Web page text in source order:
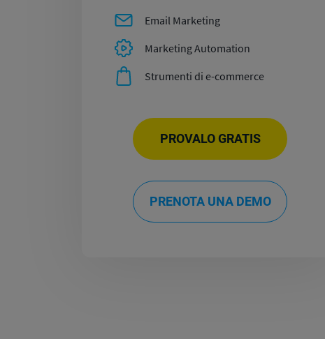
Email Marketing
Marketing Automation
Strumenti di e-commerce
PROVALO GRATIS
PRENOTA UNA DEMO